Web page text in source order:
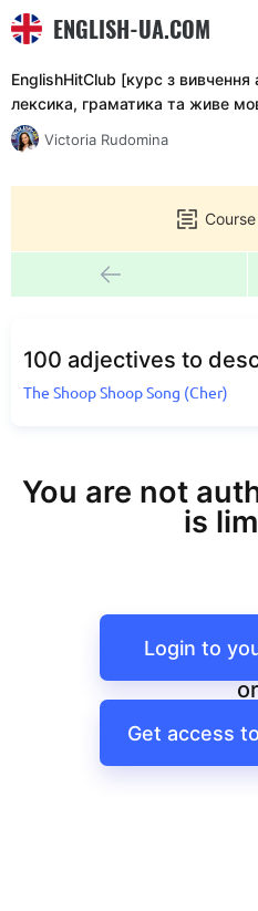
ENGLISH-UA.COM
EnglishHitClub [курс з вивчення
лексика, граматика та живе
Victoria Rudomina
100 adjectives to
The Shoop Shoop Song (Cher)
You are not
is
Login to
or
Get access